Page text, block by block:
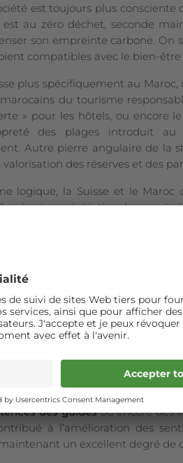
est toujours plus
est au zéro déchet, seconde
son empreinte carbone. On
compatibles avec le bien-
plus spécifiquement au
du tourisme
» pour les hôtels, ou encore
des plages introduit
Autre pierre angulaire de la
des réserves et des
logique, la Suisse et le Maroc
qui est une initiative de
la région BMK à travers
recommandations pour
effet, l’objectif principal du
touristiques, de la
le projet a permis
des guidesou encore des
à l’amélioration des
un excellent degré de